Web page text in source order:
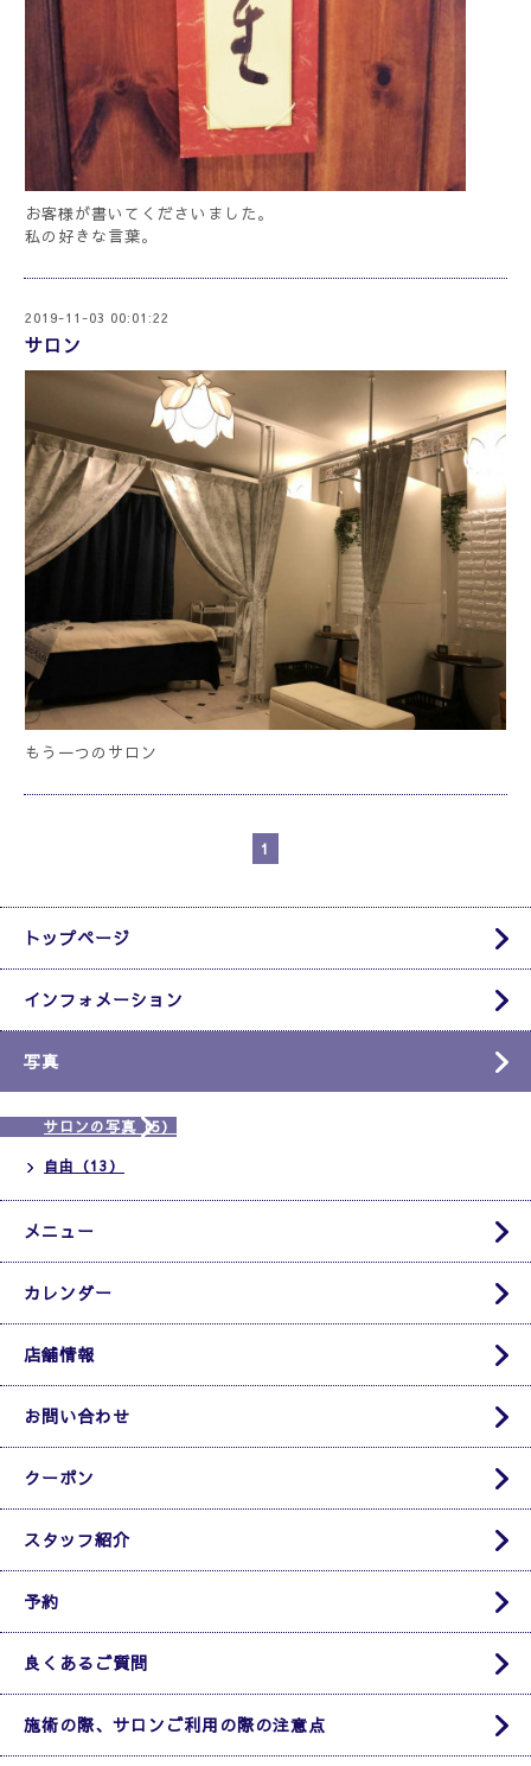
お客様が書いてくださいました。
私の好きな言葉。
2019-11-03 00:01:22
サロン
もう一つのサロン
1
トップページ
インフォメーション
写真
サロンの写真（5）
自由（13）
メニュー
カレンダー
店舗情報
お問い合わせ
クーポン
スタッフ紹介
予約
良くあるご質問
施術の際、サロンご利用の際の注意点